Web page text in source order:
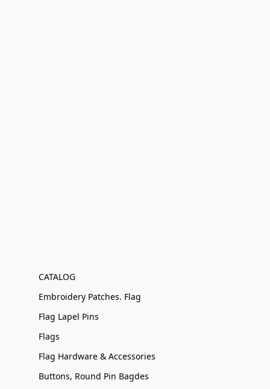
CATALOG
Embroidery Patches. Flag
Flag Lapel Pins
Flags
Flag Hardware & Accessories
Buttons, Round Pin Bagdes